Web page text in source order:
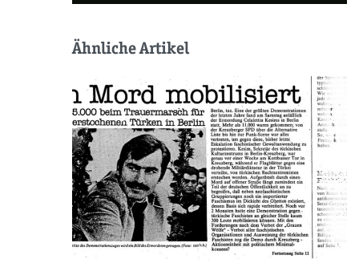
Ähnliche Artikel